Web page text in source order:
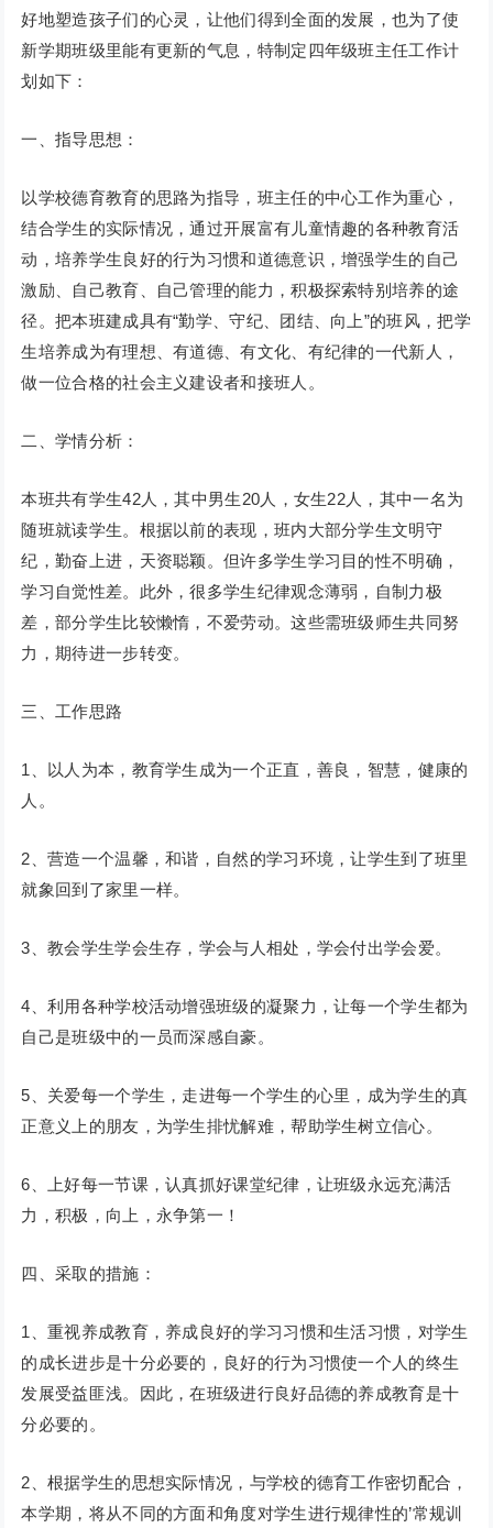
好地塑造孩子们的心灵，让他们得到全面的发展，也为了使
新学期班级里能有更新的气息，特制定四年级班主任工作计
划如下：
一、指导思想：
以学校德育教育的思路为指导，班主任的中心工作为重心，
结合学生的实际情况，通过开展富有儿童情趣的各种教育活
动，培养学生良好的行为习惯和道德意识，增强学生的自己
激励、自己教育、自己管理的能力，积极探索特别培养的途
径。把本班建成具有“勤学、守纪、团结、向上”的班风，把学
生培养成为有理想、有道德、有文化、有纪律的一代新人，
做一位合格的社会主义建设者和接班人。
二、学情分析：
本班共有学生42人，其中男生20人，女生22人，其中一名为
随班就读学生。根据以前的表现，班内大部分学生文明守
纪，勤奋上进，天资聪颖。但许多学生学习目的性不明确，
学习自觉性差。此外，很多学生纪律观念薄弱，自制力极
差，部分学生比较懒惰，不爱劳动。这些需班级师生共同努
力，期待进一步转变。
三、工作思路
1、以人为本，教育学生成为一个正直，善良，智慧，健康的
人。
2、营造一个温馨，和谐，自然的学习环境，让学生到了班里
就象回到了家里一样。
3、教会学生学会生存，学会与人相处，学会付出学会爱。
4、利用各种学校活动增强班级的凝聚力，让每一个学生都为
自己是班级中的一员而深感自豪。
5、关爱每一个学生，走进每一个学生的心里，成为学生的真
正意义上的朋友，为学生排忧解难，帮助学生树立信心。
6、上好每一节课，认真抓好课堂纪律，让班级永远充满活
力，积极，向上，永争第一！
四、采取的措施：
1、重视养成教育，养成良好的学习习惯和生活习惯，对学生
的成长进步是十分必要的，良好的行为习惯使一个人的终生
发展受益匪浅。因此，在班级进行良好品德的养成教育是十
分必要的。
2、根据学生的思想实际情况，与学校的德育工作密切配合，
本学期，将从不同的方面和角度对学生进行规律性的’常规训